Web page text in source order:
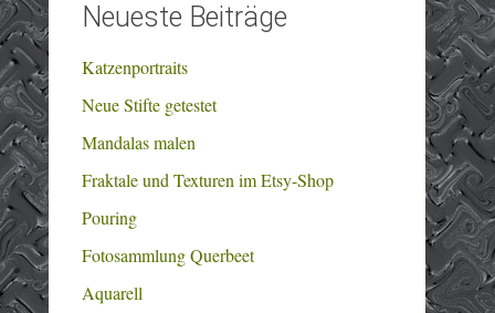
Neueste Beiträge
Katzenportraits
Neue Stifte getestet
Mandalas malen
Fraktale und Texturen im Etsy-Shop
Pouring
Fotosammlung Querbeet
Aquarell